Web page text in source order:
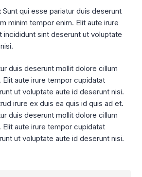
Sunt qui esse pariatur duis deserunt
minim tempor enim. Elit aute irure
incididunt sint deserunt ut voluptate
duis deserunt mollit dolore cillum
Elit aute irure tempor cupidatat
ut voluptate aute id deserunt nisi.
irure ex duis ea quis id quis ad et.
duis deserunt mollit dolore cillum
Elit aute irure tempor cupidatat
ut voluptate aute id deserunt nisi.